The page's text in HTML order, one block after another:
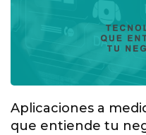
Aplicaciones a
que entiende tu